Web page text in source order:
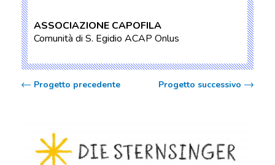
ASSOCIAZIONE CAPOFILA
Comunità di S. Egidio ACAP Onlus
Progetto precedente Progetto successivo